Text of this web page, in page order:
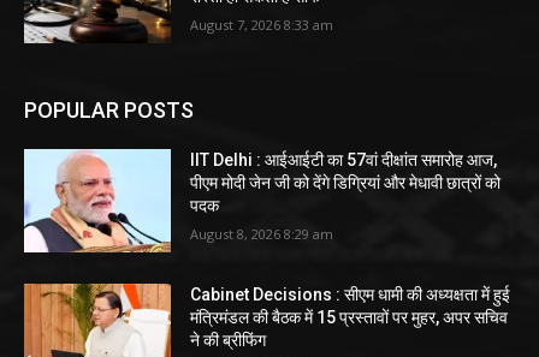
August 7, 2026 8:33 am
POPULAR POSTS
IIT Delhi : आईआईटी का 57वां दीक्षांत समारोह आज,
पीएम मोदी जेन जी को देंगे डिग्रियां और मेधावी छात्रों को
पदक
August 8, 2026 8:29 am
Cabinet Decisions : सीएम धामी की अध्यक्षता में हुई
मंत्रिमंडल की बैठक में 15 प्रस्तावों पर मुहर, अपर सचिव
ने की ब्रीफिंग